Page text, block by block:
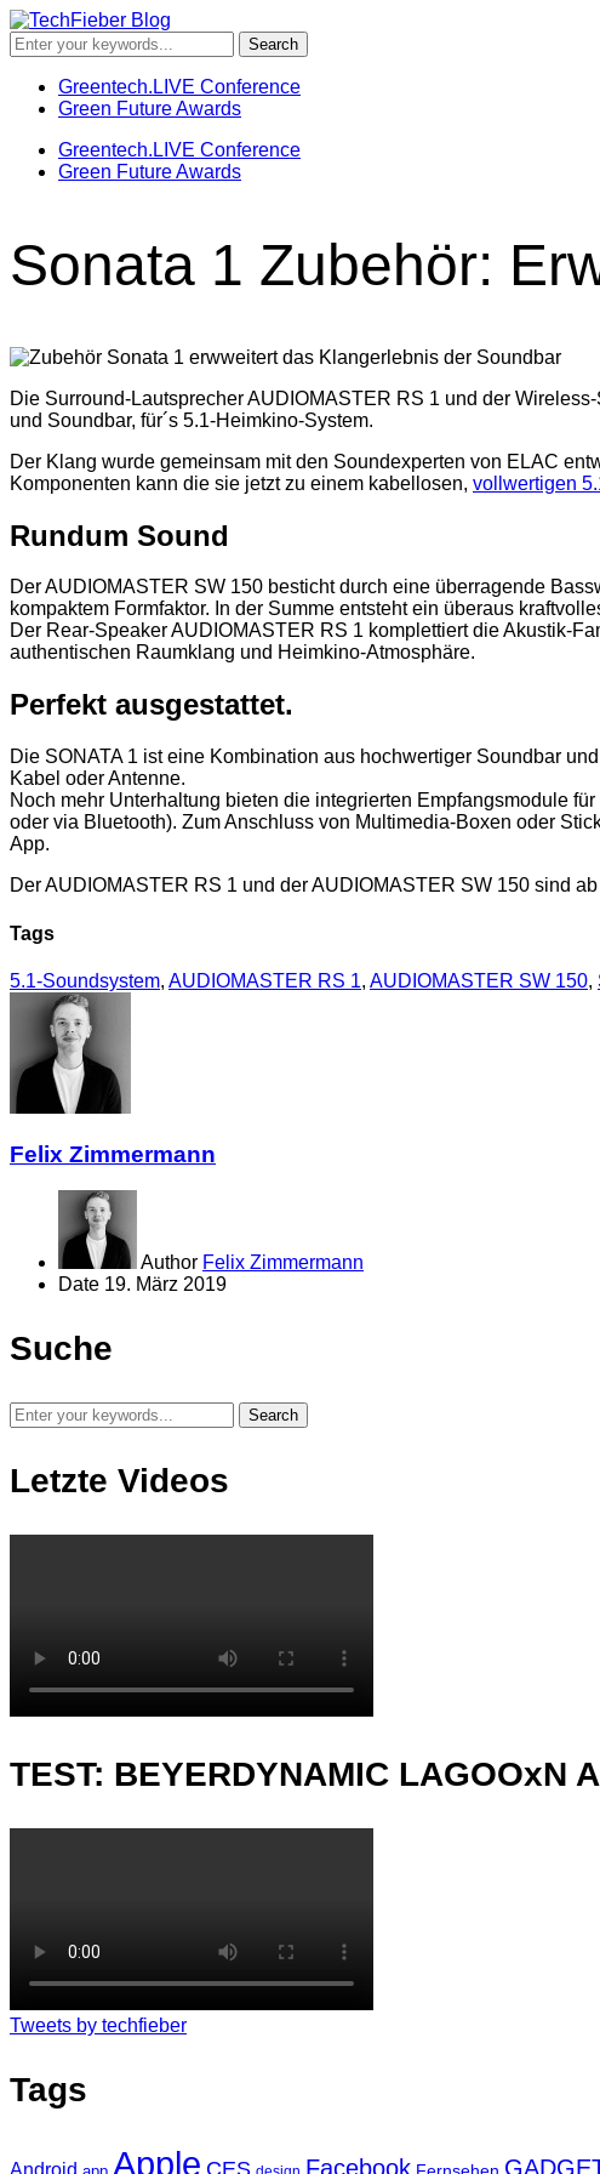
Greentech.LIVE Conference
Green Future Awards
Greentech.LIVE Conference
Green Future Awards
Sonata 1 Zubehör:
Die Surround-Lautsprecher AUDIOMASTER RS 1 und der
und Soundbar, für´s 5.1-Heimkino-System.
Der Klang wurde gemeinsam mit den Soundexperten von ELAC
Komponenten kann die sie jetzt zu einem kabellosen, vollwertigen
Rundum Sound
Der AUDIOMASTER SW 150 besticht durch eine überragende
kompaktem Formfaktor. In der Summe entsteht ein überaus
Der Rear-Speaker AUDIOMASTER RS 1 komplettiert die Akustik-
authentischen Raumklang und Heimkino-Atmosphäre.
Perfekt ausgestattet.
Die SONATA 1 ist eine Kombination aus hochwertiger Soundbar
Kabel oder Antenne.
Noch mehr Unterhaltung bieten die integrierten Empfangsmodule
oder via Bluetooth). Zum Anschluss von Multimedia-Boxen oder
App.
Der AUDIOMASTER RS 1 und der AUDIOMASTER SW 150 sind
Tags
5.1-Soundsystem, AUDIOMASTER RS 1, AUDIOMASTER SW 150,
Felix Zimmermann
Author Felix Zimmermann
Date 19. März 2019
Suche
Letzte Videos
TEST: BEYERDYNAMIC LAGOOxN
Tweets by techfieber
Tags
Android Apple Facebook